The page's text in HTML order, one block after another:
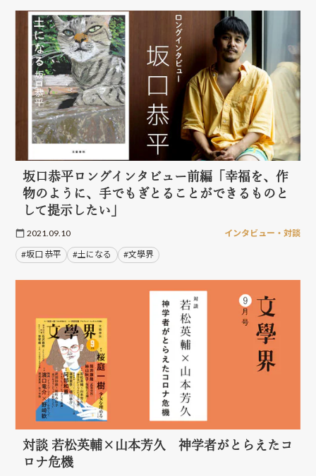
坂口恭平ロングインタビュー前編「幸福を、作
物のように、手でもぎとることができるものと
して提示したい」
2021.09.10 インタビュー・対談
#坂口 恭平 #土になる #文學界
対談 若松英輔×山本芳久 神学者がとらえたコ
ロナ危機